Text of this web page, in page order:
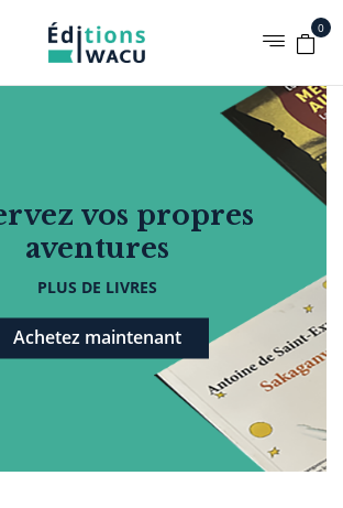
0
vos propres
aventures
PLUS DE LIVRES
Achetez maintenant